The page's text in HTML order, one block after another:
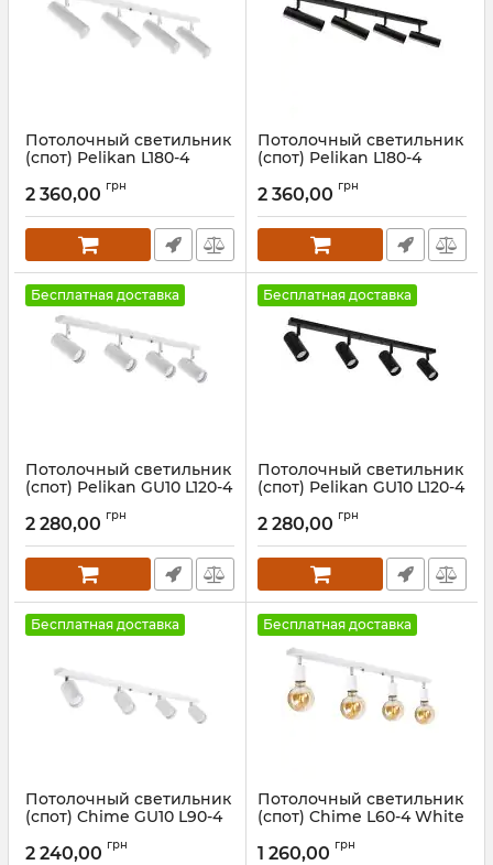
Потолочный светильник
(спот) Pelikan L180-4
Артикул:1023112
2 360,00 грн
Потолочный светильник
(спот) Pelikan L180-4
Артикул:1023111
2 360,00 грн
Бесплатная доставка
Потолочный светильник
(спот) Pelikan GU10 L120-4
Артикул:1251712
2 280,00 грн
Бесплатная доставка
Потолочный светильник
(спот) Pelikan GU10 L120-4
Артикул:1251711
2 280,00 грн
Бесплатная доставка
Потолочный светильник
(спот) Chime GU10 L90-4
Артикул:1092112
2 240,00 грн
Бесплатная доставка
Потолочный светильник
(спот) Chime L60-4 White
1 260,00 грн